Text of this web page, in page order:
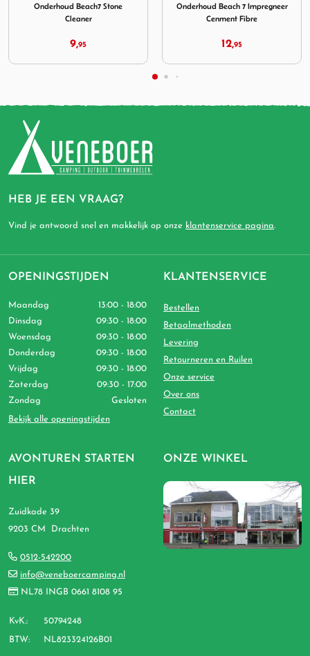
Onderhoud Beach 7 Impregneer
Cenment Fibre
Beach7 Tafellak Wash Mat Grijs
HEB JE EEN VRAAG?
Vind je antwoord snel en makkelijk op onze klantenservice pagina.
AVONTUREN STARTEN
HIER
Zuidkade 39
9203 CM Drachten
0512-542200
info@veneboercamping.nl
NL78 INGB 0661 8108 95
KvK.: 50794248
BTW: NL823324126B01
OPENINGSTIJDEN
Maandag
13:00 - 18:00
Dinsdag
09:30 - 18:00
Woensdag
09:30 - 18:00
Donderdag
09:30 - 18:00
Vrijdag
09:30 - 18:00
Zaterdag
09:30 - 17:00
Zondag
Gesloten
Bekijk alle openingstijden
KLANTENSERVICE
Bestellen
Betaalmethoden
Levering
Retourneren en Ruilen
Onze service
Over ons
Contact
ONZE WINKEL